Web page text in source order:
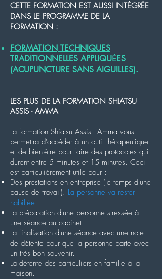
CETTE FORMATION EST AUSSI INTÉGRÉE
DANS LE PROGRAMME DE LA
FORMATION :
FORMATION TECHNIQUES
TRADITIONNELLES APPLIQUÉES
(ACUPUNCTURE SANS AIGUILLES).
LES PLUS DE LA FORMATION SHIATSU
ASSIS - AMMA
La formation Shiatsu Assis - Amma vous
permettra d'accéder à un outil thérapeutique
et de bien-être pour faire des protocoles qui
durent entre 5 minutes et 15 minutes. Ceci
est particulièrement utile pour :
Des prestations en entreprise (le temps d'une
pause de travail). La personne va rester
habillée.
La préparation d'une personne stressée à
une séance au cabinet.
La finalisation d'une séance avec une note
de détente pour que la personne parte avec
un très bon souvenir.
La détente des particuliers en famille à la
maison.